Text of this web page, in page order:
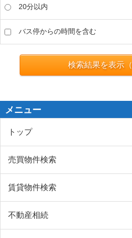
20分以内
バス停からの時間を含む
検索結果を表示（
メニュー
トップ
売買物件検索
賃貸物件検索
不動産相続